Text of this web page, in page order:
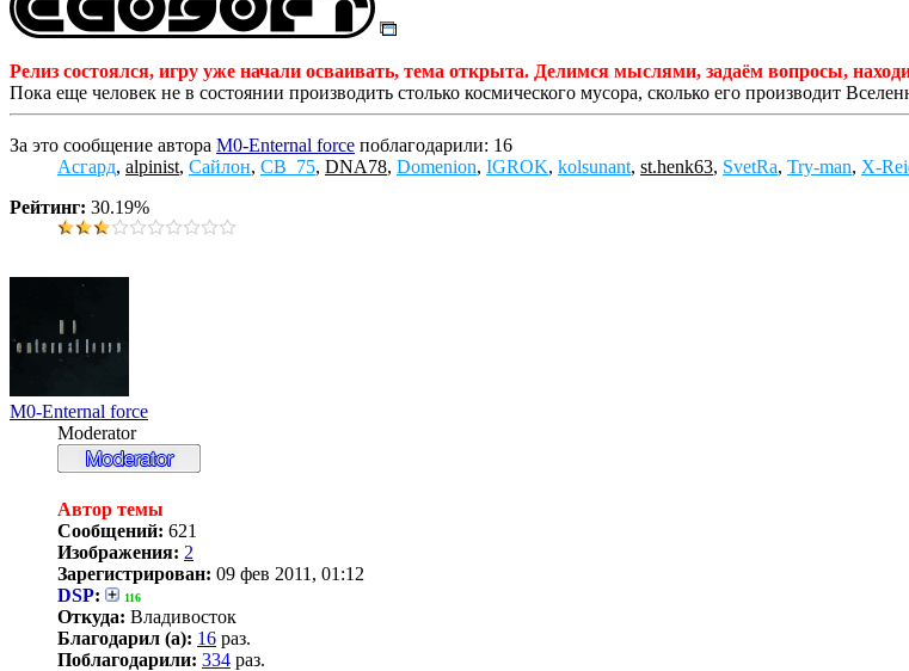
Релиз состоялся, игру уже начали осваивать, тема открыта. Делимся мыслями, задаём вопросы,
Пока еще человек не в состоянии производить столько космического мусора, сколько его производит
За это сообщение автора M0-Enternal force поблагодарили: 16
Асгард, alpinist, Сайлон, СВ_75, DNA78, Domenion, IGROK, kolsunant, st.henk63, SvetRa, Try-man, X-
Рейтинг: 30.19%
M0-Enternal force
Moderator
Автор темы
Сообщений: 621
Изображения: 2
Зарегистрирован: 09 фев 2011, 01:12
DSP: 116
Откуда: Владивосток
Благодарил (а): 16 раз.
Поблагодарили: 334 раз.